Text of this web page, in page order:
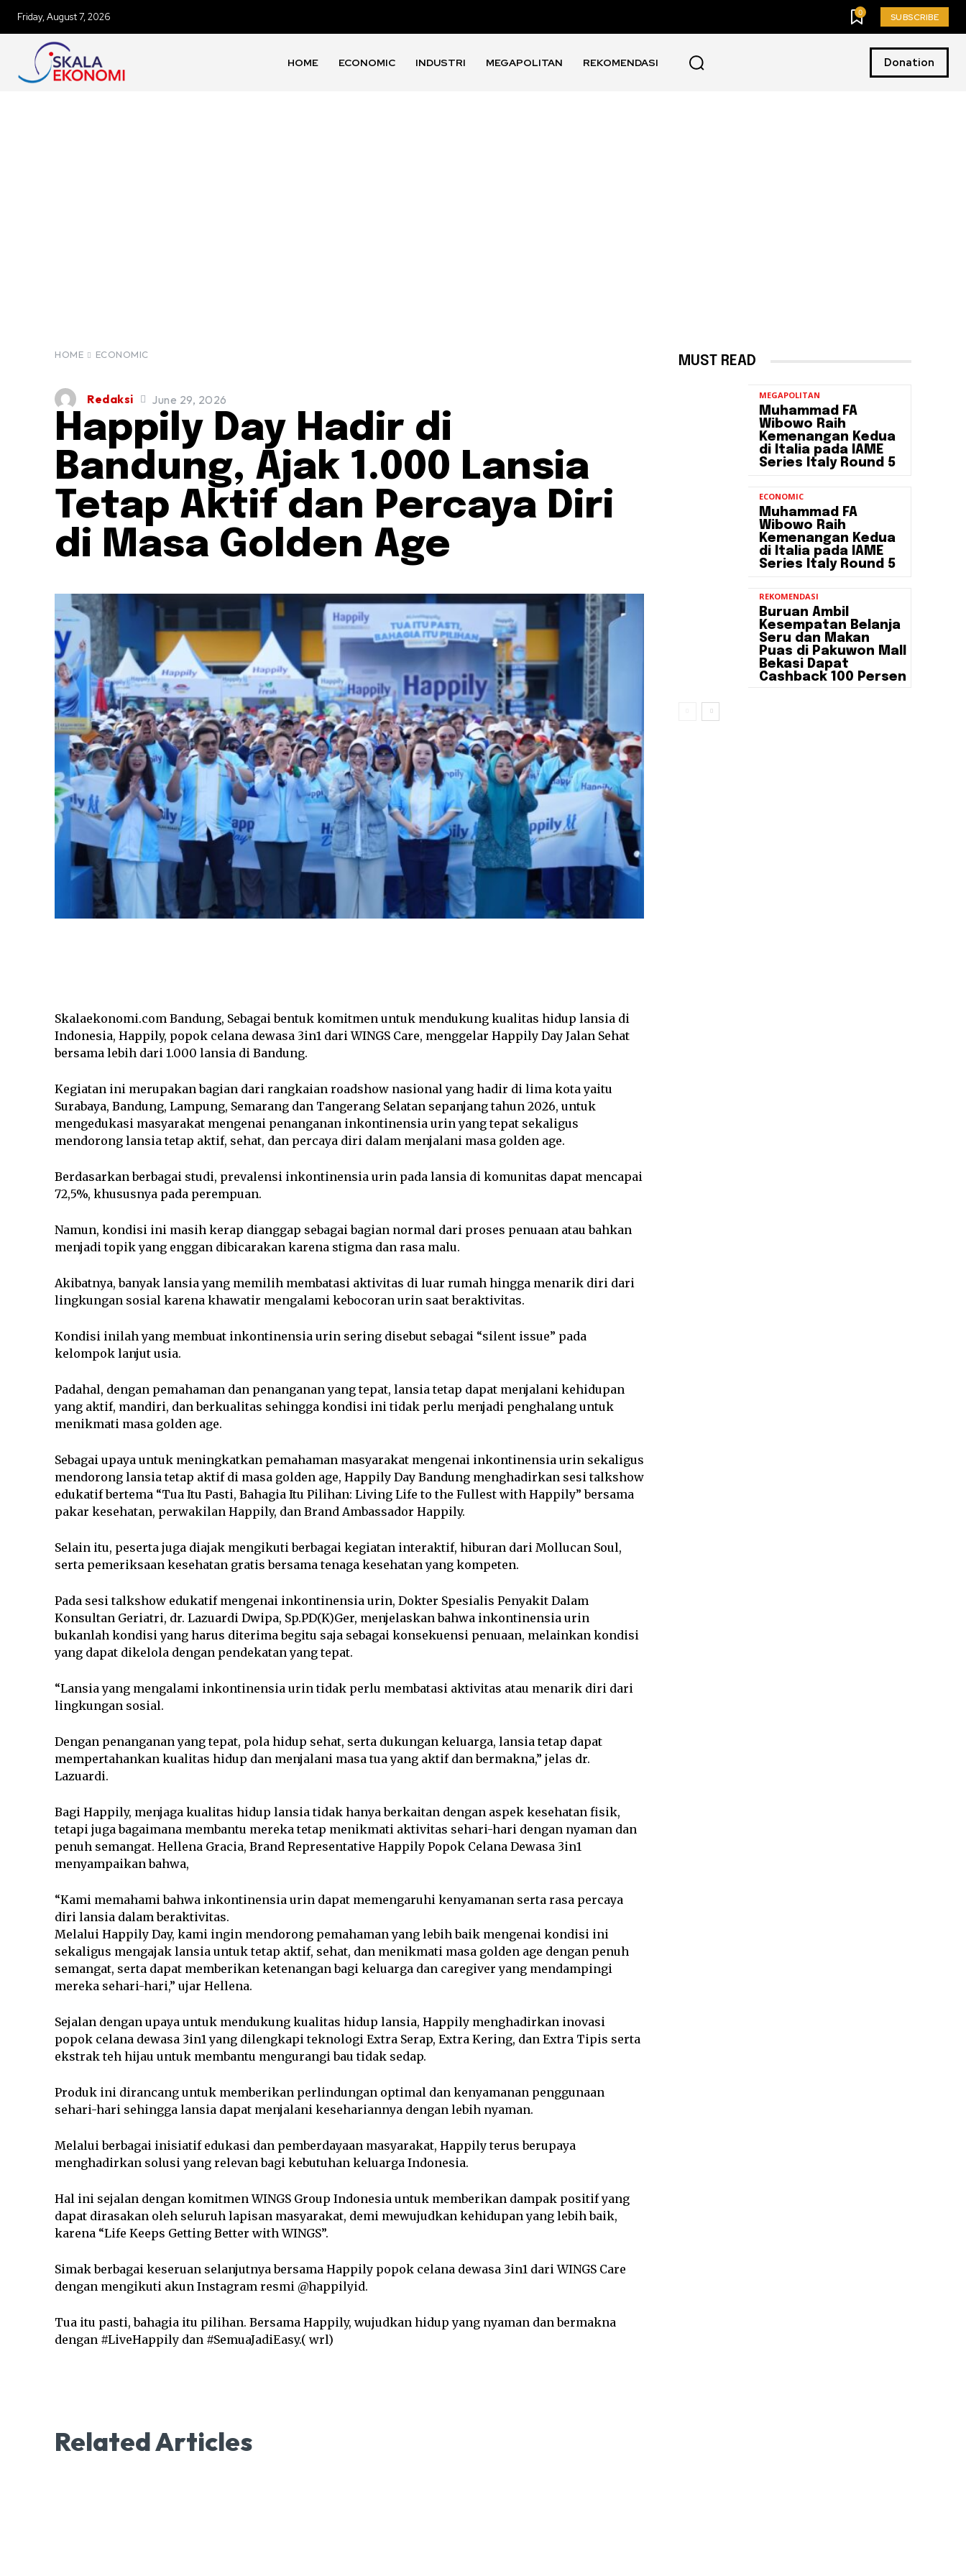
Friday, August 7, 2026 0 SUBSCRIBE
HOME ECONOMIC INDUSTRI MEGAPOLITAN REKOMENDASI Donation
HOME ECONOMIC
Redaksi June 29, 2026
Happily Day Hadir di
Bandung, Ajak 1.000 Lansia
Tetap Aktif dan Percaya Diri
di Masa Golden Age
Skalaekonomi.com Bandung, Sebagai bentuk komitmen untuk mendukung kualitas hidup lansia di
Indonesia, Happily, popok celana dewasa 3in1 dari WINGS Care, menggelar Happily Day Jalan Sehat
bersama lebih dari 1.000 lansia di Bandung.
Kegiatan ini merupakan bagian dari rangkaian roadshow nasional yang hadir di lima kota yaitu
Surabaya, Bandung, Lampung, Semarang dan Tangerang Selatan sepanjang tahun 2026, untuk
mengedukasi masyarakat mengenai penanganan inkontinensia urin yang tepat sekaligus
mendorong lansia tetap aktif, sehat, dan percaya diri dalam menjalani masa golden age.
Berdasarkan berbagai studi, prevalensi inkontinensia urin pada lansia di komunitas dapat mencapai
72,5%, khususnya pada perempuan.
Namun, kondisi ini masih kerap dianggap sebagai bagian normal dari proses penuaan atau bahkan
menjadi topik yang enggan dibicarakan karena stigma dan rasa malu.
Akibatnya, banyak lansia yang memilih membatasi aktivitas di luar rumah hingga menarik diri dari
lingkungan sosial karena khawatir mengalami kebocoran urin saat beraktivitas.
Kondisi inilah yang membuat inkontinensia urin sering disebut sebagai “silent issue” pada
kelompok lanjut usia.
Padahal, dengan pemahaman dan penanganan yang tepat, lansia tetap dapat menjalani kehidupan
yang aktif, mandiri, dan berkualitas sehingga kondisi ini tidak perlu menjadi penghalang untuk
menikmati masa golden age.
Sebagai upaya untuk meningkatkan pemahaman masyarakat mengenai inkontinensia urin sekaligus
mendorong lansia tetap aktif di masa golden age, Happily Day Bandung menghadirkan sesi talkshow
edukatif bertema “Tua Itu Pasti, Bahagia Itu Pilihan: Living Life to the Fullest with Happily” bersama
pakar kesehatan, perwakilan Happily, dan Brand Ambassador Happily.
Selain itu, peserta juga diajak mengikuti berbagai kegiatan interaktif, hiburan dari Mollucan Soul,
serta pemeriksaan kesehatan gratis bersama tenaga kesehatan yang kompeten.
Pada sesi talkshow edukatif mengenai inkontinensia urin, Dokter Spesialis Penyakit Dalam
Konsultan Geriatri, dr. Lazuardi Dwipa, Sp.PD(K)Ger, menjelaskan bahwa inkontinensia urin
bukanlah kondisi yang harus diterima begitu saja sebagai konsekuensi penuaan, melainkan kondisi
yang dapat dikelola dengan pendekatan yang tepat.
“Lansia yang mengalami inkontinensia urin tidak perlu membatasi aktivitas atau menarik diri dari
lingkungan sosial.
Dengan penanganan yang tepat, pola hidup sehat, serta dukungan keluarga, lansia tetap dapat
mempertahankan kualitas hidup dan menjalani masa tua yang aktif dan bermakna,” jelas dr.
Lazuardi.
Bagi Happily, menjaga kualitas hidup lansia tidak hanya berkaitan dengan aspek kesehatan fisik,
tetapi juga bagaimana membantu mereka tetap menikmati aktivitas sehari-hari dengan nyaman dan
penuh semangat. Hellena Gracia, Brand Representative Happily Popok Celana Dewasa 3in1
menyampaikan bahwa,
“Kami memahami bahwa inkontinensia urin dapat memengaruhi kenyamanan serta rasa percaya
diri lansia dalam beraktivitas.
Melalui Happily Day, kami ingin mendorong pemahaman yang lebih baik mengenai kondisi ini
sekaligus mengajak lansia untuk tetap aktif, sehat, dan menikmati masa golden age dengan penuh
semangat, serta dapat memberikan ketenangan bagi keluarga dan caregiver yang mendampingi
mereka sehari-hari,” ujar Hellena.
Sejalan dengan upaya untuk mendukung kualitas hidup lansia, Happily menghadirkan inovasi
popok celana dewasa 3in1 yang dilengkapi teknologi Extra Serap, Extra Kering, dan Extra Tipis serta
ekstrak teh hijau untuk membantu mengurangi bau tidak sedap.
Produk ini dirancang untuk memberikan perlindungan optimal dan kenyamanan penggunaan
sehari-hari sehingga lansia dapat menjalani kesehariannya dengan lebih nyaman.
Melalui berbagai inisiatif edukasi dan pemberdayaan masyarakat, Happily terus berupaya
menghadirkan solusi yang relevan bagi kebutuhan keluarga Indonesia.
Hal ini sejalan dengan komitmen WINGS Group Indonesia untuk memberikan dampak positif yang
dapat dirasakan oleh seluruh lapisan masyarakat, demi mewujudkan kehidupan yang lebih baik,
karena “Life Keeps Getting Better with WINGS”.
Simak berbagai keseruan selanjutnya bersama Happily popok celana dewasa 3in1 dari WINGS Care
dengan mengikuti akun Instagram resmi @happilyid.
Tua itu pasti, bahagia itu pilihan. Bersama Happily, wujudkan hidup yang nyaman dan bermakna
dengan #LiveHappily dan #SemuaJadiEasy.( wrl)
MUST READ
MEGAPOLITAN
Muhammad FA
Wibowo Raih
Kemenangan Kedua
di Italia pada IAME
Series Italy Round 5
ECONOMIC
Muhammad FA
Wibowo Raih
Kemenangan Kedua
di Italia pada IAME
Series Italy Round 5
REKOMENDASI
Buruan Ambil
Kesempatan Belanja
Seru dan Makan
Puas di Pakuwon Mall
Bekasi Dapat
Cashback 100 Persen
Related Articles